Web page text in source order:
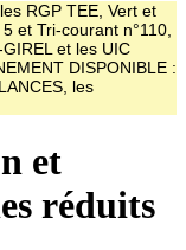
RGP TEE, Vert et
et Tri-courant n°110,
et les UIC
DISPONIBLE :
les
et
réduits